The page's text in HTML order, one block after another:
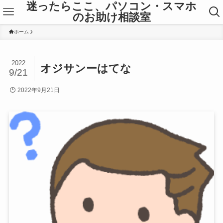
迷ったらここ、パソコン・スマホ
のお助け相談室
ホーム
オジサンーはてな
2022
9/21
2022年9月21日